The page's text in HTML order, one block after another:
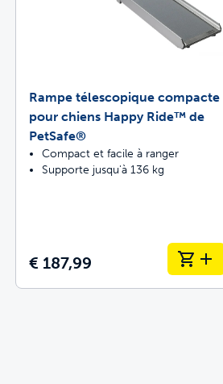
Rampe télescopique compacte
pour chiens Happy Ride™ de
PetSafe®
Compact et facile à ranger
Supporte jusqu'à 136 kg
€ 187,99